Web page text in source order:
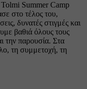
Tolmi Summer Camp
στο τέλος του,
δυνατές στιγμές και
βαθιά όλους τους
την παρουσία. Στα
τη συμμετοχή, τη